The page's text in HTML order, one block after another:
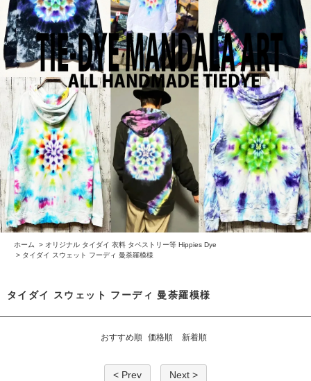
ホーム > オリジナル タイダイ 衣料 タペストリー等 Hippies Dye
> タイダイ スウェット フーディ 曼荼羅模様
タイダイ スウェット フーディ 曼荼羅模様
おすすめ順 価格順 新着順
< Prev Next >